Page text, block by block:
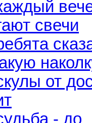
свечи
от
- до